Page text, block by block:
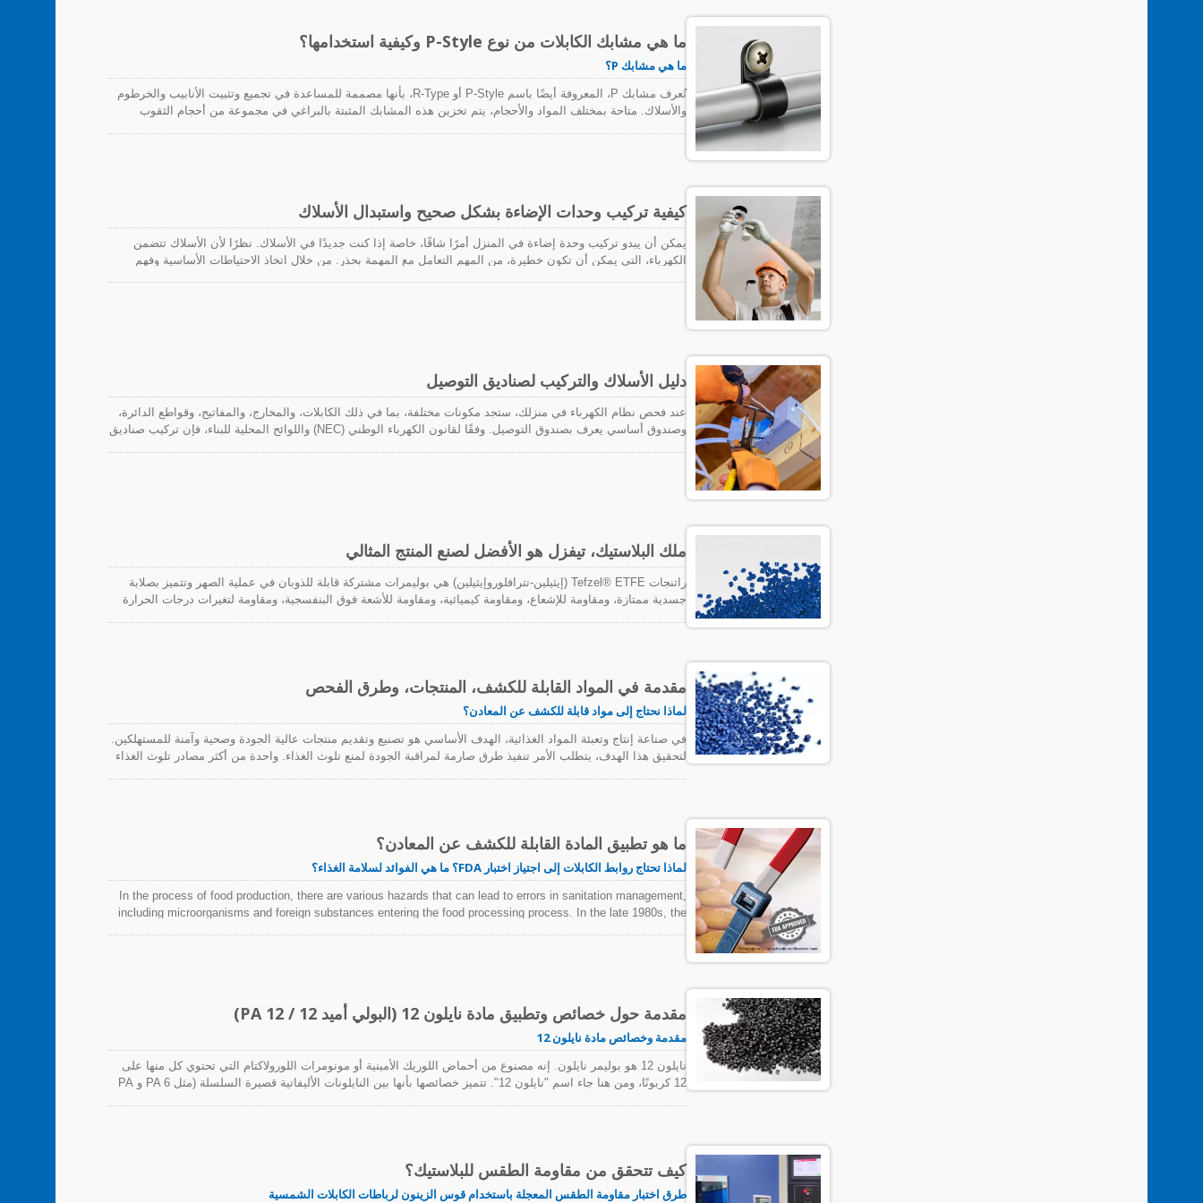
ما هي مشابك الكابلات من نوع P-Style وكيفية استخدامها؟
ما هي مشابك P؟
تُعرف مشابك P، المعروفة أيضًا باسم P-Style أو R-Type، بأنها مصممة للمساعدة في تجميع وتثبيت الأنابيب والخرطوم
والأسلاك. متاحة بمختلف المواد والأحجام، يتم تخزين هذه المشابك المثبتة بالبراغي في مجموعة من أحجام الثقوب
أنواع مختلفة من الكابلات على سطح أو ربط. يمكن أن تكون هذه جدارًا أو لوحًا جانبيًا أو سقفًا.
كيفية تركيب وحدات الإضاءة بشكل صحيح واستبدال الأسلاك
يمكن أن يبدو تركيب وحدة إضاءة في المنزل أمرًا شاقًا، خاصة إذا كنت جديدًا في الأسلاك. نظرًا لأن الأسلاك تتضمن
الكهرباء، التي يمكن أن تكون خطيرة، من المهم التعامل مع المهمة بحذر. من خلال اتخاذ الاحتياطات الأساسية وفهم
دليل الأسلاك والتركيب لصناديق التوصيل
عند فحص نظام الكهرباء في منزلك، ستجد مكونات مختلفة، بما في ذلك الكابلات، والمخارج، والمفاتيح، وقواطع الدائرة،
وصندوق أساسي يعرف بصندوق التوصيل. وفقًا لقانون الكهرباء الوطني (NEC) واللوائح المحلية للبناء، فإن تركيب صناديق
ملك البلاستيك، تيفزل هو الأفضل لصنع المنتج المثالي
راتنجات Tefzel® ETFE (إيثيلين-تترافلوروإيثيلين) هي بوليمرات مشتركة قابلة للذوبان في عملية الصهر وتتميز بصلابة
جسدية ممتازة، ومقاومة للإشعاع، ومقاومة كيميائية، ومقاومة للأشعة فوق البنفسجية، ومقاومة لتغيرات درجات الحرارة
مقدمة في المواد القابلة للكشف، المنتجات، وطرق الفحص
لماذا نحتاج إلى مواد قابلة للكشف عن المعادن؟
في صناعة إنتاج وتعبئة المواد الغذائية، الهدف الأساسي هو تصنيع وتقديم منتجات عالية الجودة وصحية وآمنة للمستهلكين.
لتحقيق هذا الهدف، يتطلب الأمر تنفيذ طرق صارمة لمراقبة الجودة لمنع تلوث الغذاء. واحدة من أكثر مصادر تلوث الغذاء
ما هو تطبيق المادة القابلة للكشف عن المعادن؟
لماذا تحتاج روابط الكابلات إلى اجتياز اختبار FDA؟ ما هي الفوائد لسلامة الغذاء؟
In the process of food production, there are various hazards that can lead to errors in sanitation management,
including microorganisms and foreign substances entering the food processing process. In the late 1980s, the
would trigger a metal detector at the end of the production line.
مقدمة حول خصائص وتطبيق مادة نايلون 12 (البولي أميد 12 / PA 12)
مقدمة وخصائص مادة نايلون 12
نايلون 12 هو بوليمر نايلون. إنه مصنوع من أحماض اللوريك الأمينية أو مونومرات اللورولاكتام التي تحتوي كل منها على
12 كربونًا، ومن هنا جاء اسم "نايلون 12". تتميز خصائصها بأنها بين النايلونات الأليفاتية قصيرة السلسلة (مثل PA 6 و PA
تظل مستقرة في البيئات الرطبة.
كيف تتحقق من مقاومة الطقس للبلاستيك؟
طرق اختبار مقاومة الطقس المعجلة باستخدام قوس الزينون لرباطات الكابلات الشمسية